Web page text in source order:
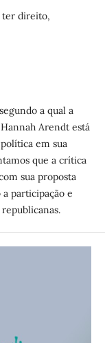
ter direito,
a qual a
Arendt está
em sua
que a crítica
sua proposta
participação e